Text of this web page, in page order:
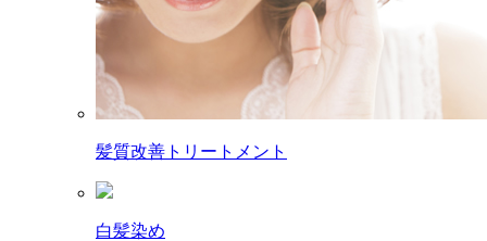
髪質改善トリートメント
白髪染め